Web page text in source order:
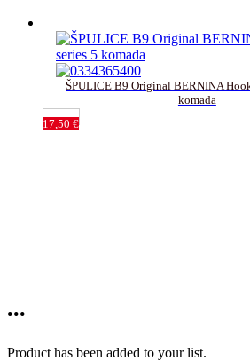
ŠPULICE B9 Original BERNINA
komada
17,50 €
...
Product has been added to your list.